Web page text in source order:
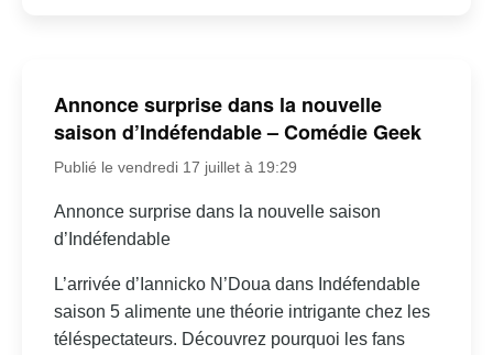
Annonce surprise dans la nouvelle
saison d’Indéfendable – Comédie Geek
Publié le vendredi 17 juillet à 19:29
Annonce surprise dans la nouvelle saison
d’Indéfendable
L’arrivée d’Iannicko N’Doua dans Indéfendable
saison 5 alimente une théorie intrigante chez les
téléspectateurs. Découvrez pourquoi les fans